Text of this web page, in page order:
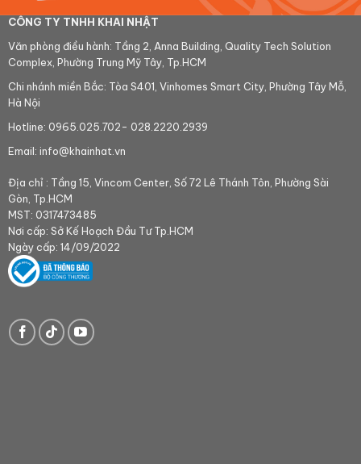
CÔNG TY TNHH KHAI NHẬT
Văn phòng điều hành: Tầng 2, Anna Building, Quality Tech Solution
Complex, Phường Trung Mỹ Tây, Tp.HCM
Chi nhánh miền Bắc: Tòa S401, Vinhomes Smart City, Phường Tây Mỗ,
Hà Nội
Hotline: 0965.025.702- 028.2220.2939
Email: info@khainhat.vn
Địa chỉ : Tầng 15, Vincom Center, Số 72 Lê Thánh Tôn, Phường Sài
Gòn, Tp.HCM
MST: 0317473485
Nơi cấp: Sở Kế Hoạch Đầu Tư Tp.HCM
Ngày cấp: 14/09/2022